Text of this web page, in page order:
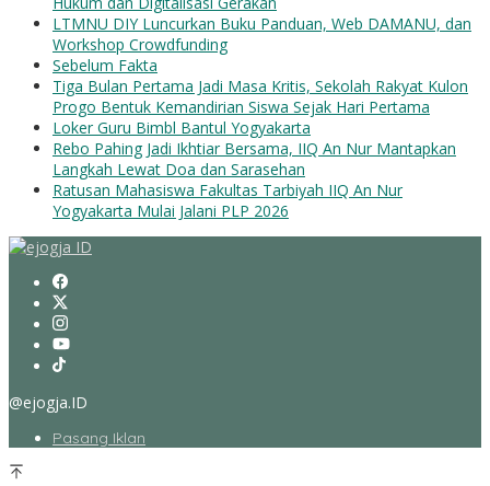
LTMNU DIY Luncurkan Buku Panduan, Web DAMANU, dan
Workshop Crowdfunding
Sebelum Fakta
Tiga Bulan Pertama Jadi Masa Kritis, Sekolah Rakyat Kulon
Progo Bentuk Kemandirian Siswa Sejak Hari Pertama
Loker Guru Bimbl Bantul Yogyakarta
Rebo Pahing Jadi Ikhtiar Bersama, IIQ An Nur Mantapkan
Langkah Lewat Doa dan Sarasehan
Ratusan Mahasiswa Fakultas Tarbiyah IIQ An Nur
Yogyakarta Mulai Jalani PLP 2026
@ejogja.ID
Pasang Iklan